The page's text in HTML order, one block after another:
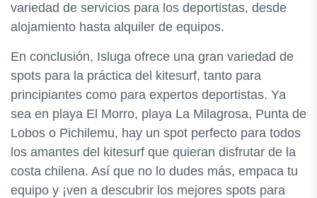
variedad de servicios para los deportistas, desde
alojamiento hasta alquiler de equipos.
En conclusión, Isluga ofrece una gran variedad de
spots para la práctica del kitesurf, tanto para
principiantes como para expertos deportistas. Ya
sea en playa El Morro, playa La Milagrosa, Punta de
Lobos o Pichilemu, hay un spot perfecto para todos
los amantes del kitesurf que quieran disfrutar de la
costa chilena. Así que no lo dudes más, empaca tu
equipo y ¡ven a descubrir los mejores spots para